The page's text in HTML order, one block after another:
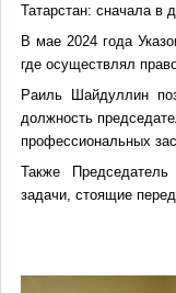
Татарстан: сначала в
В мае 2024 года
где осуществлял
Раиль Шайдуллин
должность
профессиональных
Также
задачи, стоящие